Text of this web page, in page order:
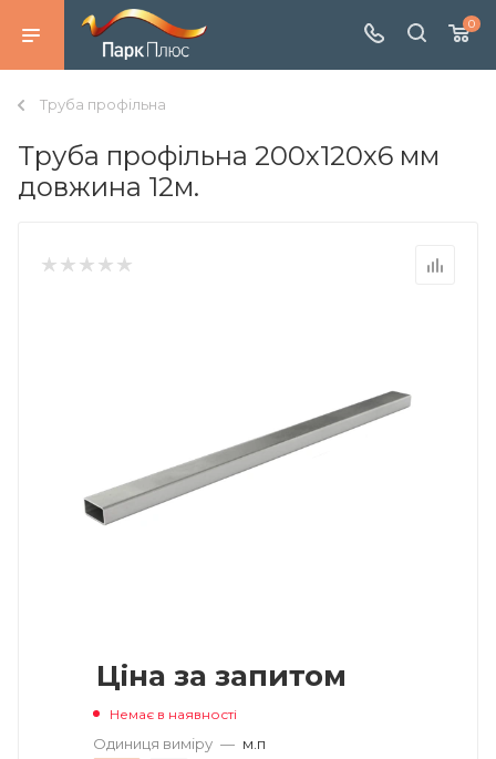
0
Труба профільна
Труба профільна 200х120х6 мм
довжина 12м.
Ціна за запитом
Немає в наявності
Одиниця виміру — м.п